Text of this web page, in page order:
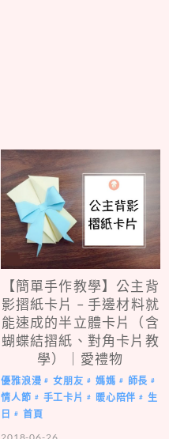
【簡單手作教學】公主背
影摺紙卡片 – 手邊材料就
能速成的半立體卡片（含
蝴蝶結摺紙、對角卡片教
學）｜愛禮物
優雅浪漫 # 女朋友 # 媽媽 # 師長 #
情人節 # 手工卡片 # 暖心陪伴 #
生
日
#
首頁